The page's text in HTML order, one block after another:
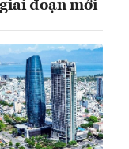
đoạn mới